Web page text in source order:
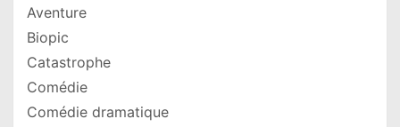
Aventure
Biopic
Catastrophe
Comédie
Comédie dramatique